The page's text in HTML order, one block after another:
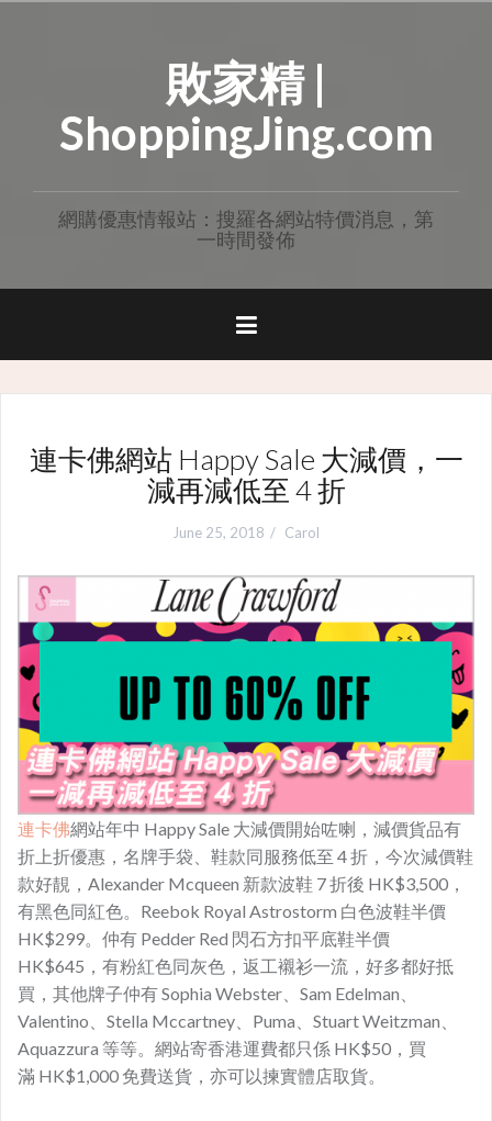
敗家精 |
ShoppingJing.com
網購優惠情報站：搜羅各網站特價消息，第
一時間發佈
連卡佛網站 Happy Sale 大減價，一
減再減低至 4 折
June 25, 2018 Carol
連卡佛網站年中 Happy Sale 大減價開始咗喇，減價貨品有
折上折優惠，名牌手袋、鞋款同服務低至 4 折，今次減價鞋
款好靚，Alexander Mcqueen 新款波鞋 7 折後 HK$3,500，
有黑色同紅色。Reebok Royal Astrostorm 白色波鞋半價
HK$299。仲有 Pedder Red 閃石方扣平底鞋半價
HK$645，有粉紅色同灰色，返工襯衫一流，好多都好抵
買，其他牌子仲有 Sophia Webster、Sam Edelman、
Valentino、Stella Mccartney、Puma、Stuart Weitzman、
Aquazzura 等等。網站寄香港運費都只係 HK$50，買
滿 HK$1,000 免費送貨，亦可以揀實體店取貨。